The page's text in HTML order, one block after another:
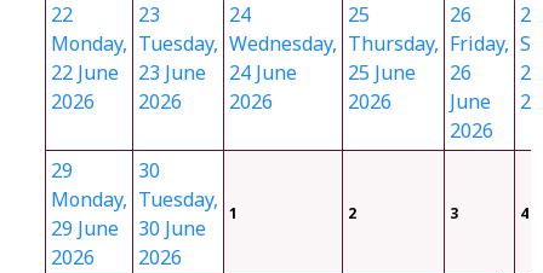
22
Monday,
22 June
2026
23
Tuesday,
23 June
2026
24
Wednesday,
24 June
2026
25
Thursday,
25 June
2026
26
Friday,
26
June
2026
27
29
Monday,
29 June
2026
30
Tuesday,
30 June
2026
1 2 3 4